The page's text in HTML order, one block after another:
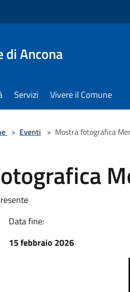
di Ancona
Servizi Vivere il Comune
> Eventi > Mostra fotografica
Data fine:
15 febbraio 2026